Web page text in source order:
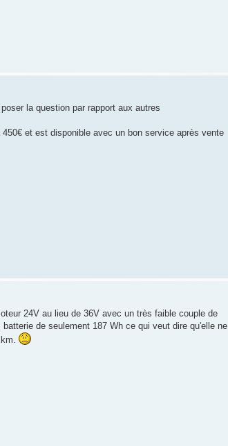
la question par rapport aux autres
et est disponible avec un bon service après vente
24V au lieu de 36V avec un très faible couple de
de seulement 187 Wh ce qui veut dire qu'elle ne